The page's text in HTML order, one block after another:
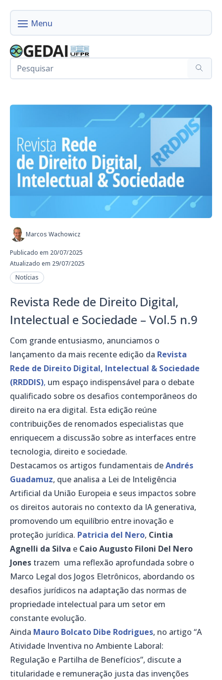
Marcos Wachowicz
Publicado em 20/07/2025
Atualizado em 29/07/2025
Notícias
Revista Rede de Direito Digital,
Intelectual e Sociedade – Vol.5 n.9
Com grande entusiasmo, anunciamos o
lançamento da mais recente edição da Revista
Rede de Direito Digital, Intelectual & Sociedade
(RRDDIS), um espaço indispensável para o debate
qualificado sobre os desafios contemporâneos do
direito na era digital. Esta edição reúne
contribuições de renomados especialistas que
enriquecem a discussão sobre as interfaces entre
tecnologia, direito e sociedade.
Destacamos os artigos fundamentais deAndrés
Guadamuz, que analisa a Lei de Inteligência
Artificial da União Europeia e seus impactos sobre
os direitos autorais no contexto da IA generativa,
promovendo um equilíbrio entre inovação e
proteção jurídica. Patricia del Nero, Cintia
Agnelli da Silva e Caio Augusto Filoni Del Nero
Jones trazem uma reflexão aprofundada sobre o
Marco Legal dos Jogos Eletrônicos, abordando os
desafios jurídicos na adaptação das normas de
propriedade intelectual para um setor em
constante evolução.
Ainda Mauro Bolcato Dibe Rodrigues, no artigo “A
Atividade Inventiva no Ambiente Laboral:
Regulação e Partilha de Benefícios”, discute a
titularidade e remuneração justa das invenções